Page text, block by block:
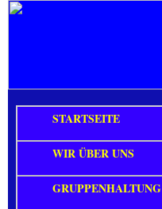
STARTSEITE
WIR ÜBER UNS
GRUPPENHALTUNG